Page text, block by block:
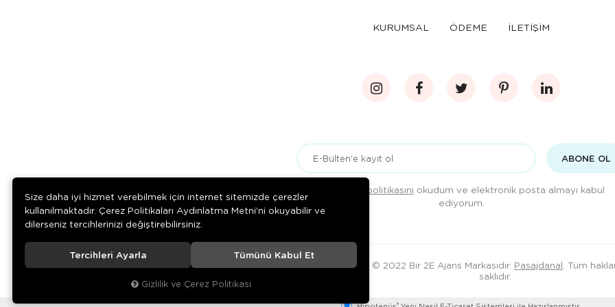
KURUMSAL ÖDEME İLETİŞİM
ABONE OL
Gizlilik politikasını okudum ve elektronik posta almayı kabul
ediyorum.
© 2022 Bir 2E Ajans Markasıdır. Pasajdanal . Tüm
saklıdır.
®
Size daha iyi hizmet verebilmek için internet sitemizde çerezler
kullanılmaktadır. Çerez Politikaları Aydınlatma Metni’ni okuyabilir ve
dilerseniz tercihlerinizi değiştirebilirsiniz.
Tercihleri Ayarla Tümünü Kabul Et
Gizlilik ve Çerez Politikası